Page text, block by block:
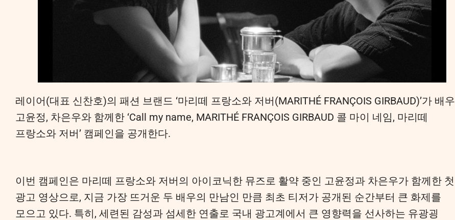
레이어(대표 신찬호)의 패션 브랜드 ‘마리떼 프랑소와 저버(MARITHÉ FRANÇOIS GIRBAUD)’가 배우
고윤정, 차은우와 함께한 ‘Call my name, MARITHÉ FRANÇOIS GIRBAUD 콜 마이 네임, 마리떼
프랑소와 저버’ 캠페인을 공개한다.
이번 캠페인은 마리떼 프랑소와 저버의 아이코닉한 뮤즈로 활약 중인 고윤정과 차은우가 함께한 첫
광고 영상으로, 지금 가장 뜨거운 두 배우의 만남인 만큼 최초 티저가 공개된 순간부터 큰 화제를
모으고 있다. 특히, 세련된 감성과 섬세한 연출로 국내 광고계에서 큰 영향력을 선사하는 유광굉